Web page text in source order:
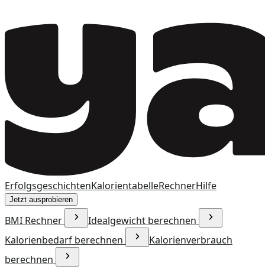
ErfolgsgeschichtenKalorientabelleRechnerHilfe
Jetzt ausprobieren
BMI Rechner
Idealgewicht berechnen
Kalorienbedarf berechnen
Kalorienverbrauch
berechnen